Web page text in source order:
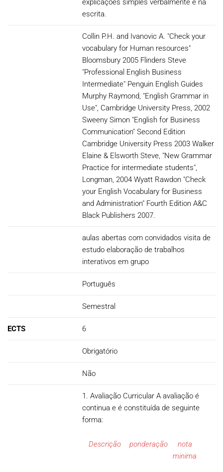
explicações simples verbalmente e na
escrita.
Collin P.H. and Ivanovic A. "Check your
vocabulary for Human resources"
Bloomsbury 2005 Flinders Steve
"Professional English Business
Intermediate" Penguin English Guides
Murphy Raymond, "English Grammar in
Use", Cambridge University Press, 2002
Sweeny Simon "English for Business
Communication" Second Edition
Cambridge University Press 2003 Walker
Elaine & Elsworth Steve, "New Grammar
Practice for intermediate students",
Longman, 2004 Wyatt Rawdon "Check
your English Vocabulary for Business
and Administration" Fourth Edition A&C
Black Publishers 2007.
aulas abertas com convidados visita de
estudo elaboração de trabalhos
interativos em grupo
Português
Semestral
ECTS 6
Obrigatório
Não
1. Avaliação Curricular A avaliação é
continua e é constituída de seguinte
forma:
Descrição ponderação
nota
minima